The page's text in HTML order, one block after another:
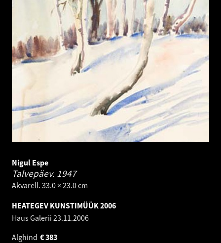
Nigul Espe
Talvepäev. 1947
Akvarell. 33.0 × 23.0 cm
HEATEGEV KUNSTIMÜÜK 2006
Haus Galerii 23.11.2006
Alghind
383
€